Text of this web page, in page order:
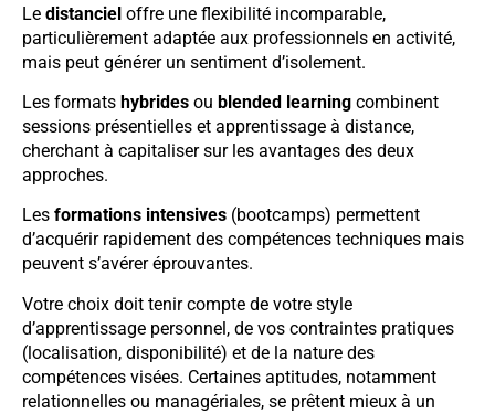
Le distanciel offre une flexibilité incomparable,
particulièrement adaptée aux professionnels en activité,
mais peut générer un sentiment d’isolement.
Les formats hybrides ou blended learning combinent
sessions présentielles et apprentissage à distance,
cherchant à capitaliser sur les avantages des deux
approches.
Les formations intensives (bootcamps) permettent
d’acquérir rapidement des compétences techniques mais
peuvent s’avérer éprouvantes.
Votre choix doit tenir compte de votre style
d’apprentissage personnel, de vos contraintes pratiques
(localisation, disponibilité) et de la nature des
compétences visées. Certaines aptitudes, notamment
relationnelles ou managériales, se prêtent mieux à un